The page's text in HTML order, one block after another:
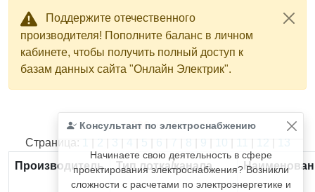
Поддержите отечественного
производителя! Пополните баланс в личном
кабинете, чтобы получить полный доступ к
базам данных сайта "Онлайн Электрик".
Консультант по электроснабжению
Начинаете свою деятельность в сфере
проектирования электроснабжения? Возникли
сложности с расчетами по электроэнергетике и
Найдено366из366записей.
Страница: 1 | 2 | 3 | 4 | 5 | 6 | 7 | 8 | 9 | 10 | 11 | 12 | 13
Производитель
Тип лотка/канала